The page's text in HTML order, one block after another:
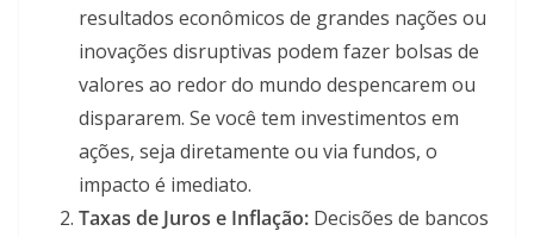
resultados econômicos de grandes nações ou
inovações disruptivas podem fazer bolsas de
valores ao redor do mundo despencarem ou
dispararem. Se você tem investimentos em
ações, seja diretamente ou via fundos, o
impacto é imediato.
Taxas de Juros e Inflação: Decisões de bancos